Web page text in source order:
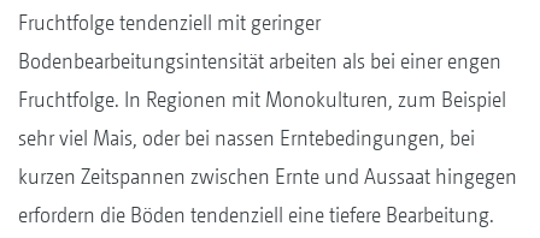
Fruchtfolge tendenziell mit geringer
Bodenbearbeitungsintensität arbeiten als bei einer engen
Fruchtfolge. In Regionen mit Monokulturen, zum Beispiel
sehr viel Mais, oder bei nassen Erntebedingungen, bei
kurzen Zeitspannen zwischen Ernte und Aussaat hingegen
erfordern die Böden tendenziell eine tiefere Bearbeitung.